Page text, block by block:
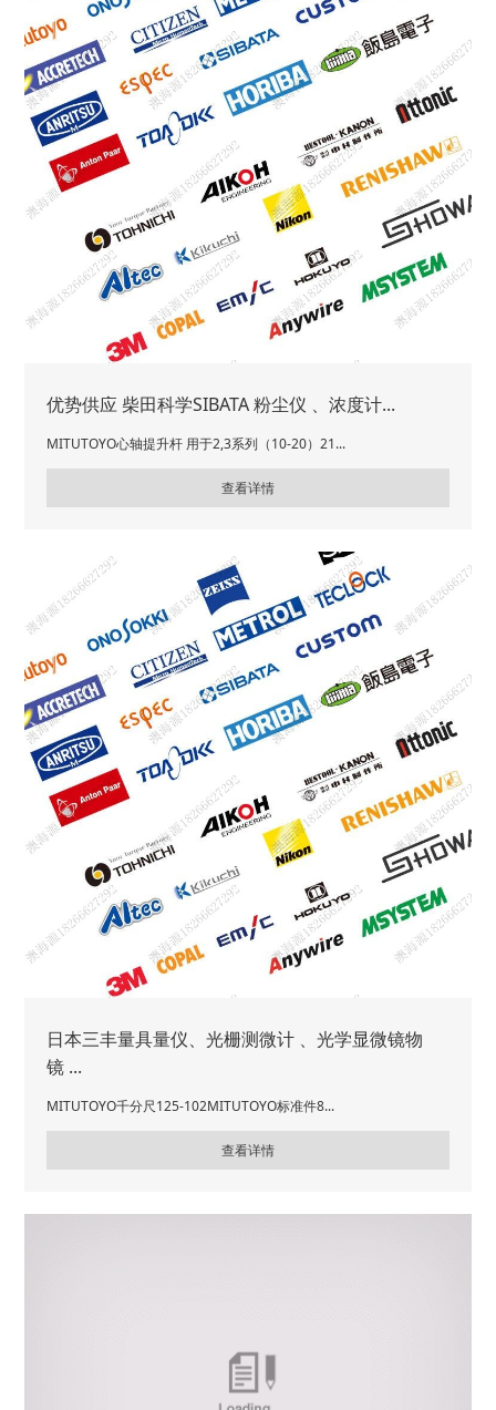
优势供应 柴田科学SIBATA 粉尘仪 、浓度计...
MITUTOYO心轴提升杆 用于2,3系列（10-20）21...
查看详情
日本三丰量具量仪、光栅测微计 、光学显微镜物
镜 ...
MITUTOYO千分尺125-102MITUTOYO标准件8...
查看详情